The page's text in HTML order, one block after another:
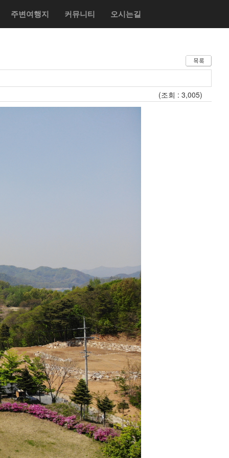
주변여행지 커뮤니티 오시는길
(조회 : 3,005)